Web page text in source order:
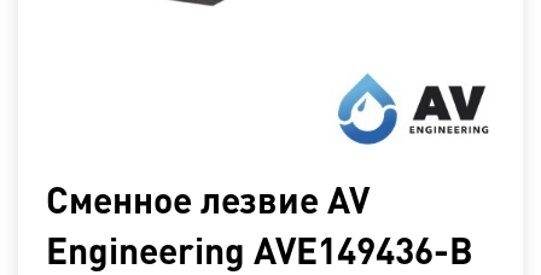
Сменное лезвие AV
Engineering AVE149436-B